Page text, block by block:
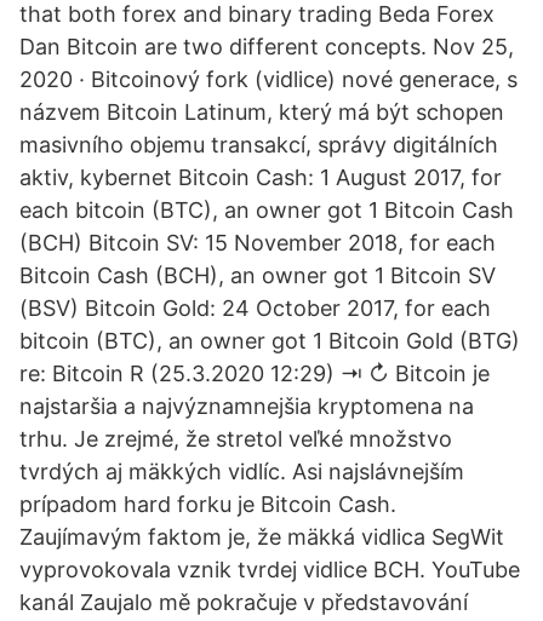
that both forex and binary trading Beda Forex
Dan Bitcoin are two different concepts. Nov 25,
2020 · Bitcoinový fork (vidlice) nové generace, s
názvem Bitcoin Latinum, který má být schopen
masivního objemu transakcí, správy digitálních
aktiv, kybernet Bitcoin Cash: 1 August 2017, for
each bitcoin (BTC), an owner got 1 Bitcoin Cash
(BCH) Bitcoin SV: 15 November 2018, for each
Bitcoin Cash (BCH), an owner got 1 Bitcoin SV
(BSV) Bitcoin Gold: 24 October 2017, for each
bitcoin (BTC), an owner got 1 Bitcoin Gold (BTG)
re: Bitcoin R (25.3.2020 12:29) ⇥ ↻ Bitcoin je
najstaršia a najvýznamnejšia kryptomena na
trhu. Je zrejmé, že stretol veľké množstvo
tvrdých aj mäkkých vidlíc. Asi najslávnejším
prípadom hard forku je Bitcoin Cash.
Zaujímavým faktom je, že mäkká vidlica SegWit
vyprovokovala vznik tvrdej vidlice BCH. YouTube
kanál Zaujalo mě pokračuje v představování